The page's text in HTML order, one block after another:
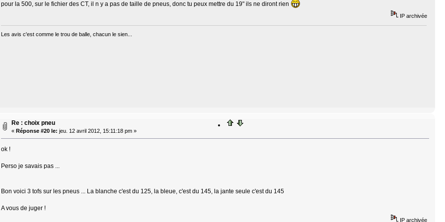
pour la 500, sur le fichier des CT, il n y a pas de taille de pneus, donc tu peux mettre du 19" ils ne diront rien
IP archivée
Les avis c'est comme le trou de balle, chacun le sien...
Re : choix pneu
« Réponse #20 le: jeu. 12 avril 2012, 15:11:18 pm »
ok !
Perso je savais pas ...
Bon voici 3 tofs sur les pneus ... La blanche c'est du 125, la bleue, c'est du 145, la jante seule c'est du 145
A vous de juger !
IP archivée